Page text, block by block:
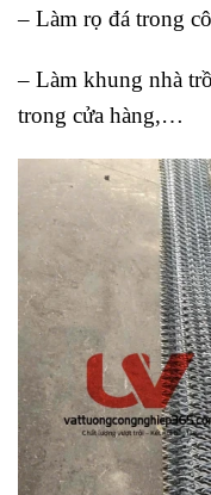
– Làm rọ đá trong
– Làm khung nhà
trong cửa hàng,…